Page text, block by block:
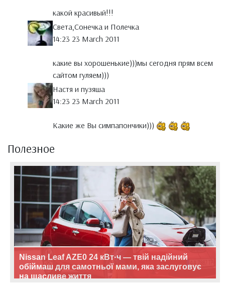
какой красивый!!!
Света,Сонечка и Полечка
14:23 23 March 2011
какие вы хорошенькие)))мы сегодня прям всем
сайтом гуляем)))
Настя и пузяша
14:23 23 March 2011
Какие же Вы симпапончики)))
Полезное
Nissan Leaf AZE0 24 кВт·ч — твій надійний
обіймаш для самотньої мами, яка заслуговує
на щасливе життя